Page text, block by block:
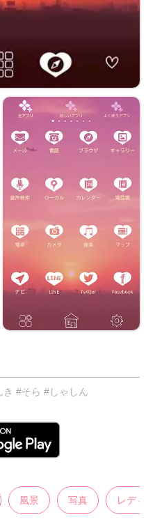
#そら #しゃしん
風景 写真 レディ